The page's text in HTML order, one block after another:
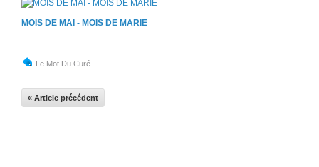
MOIS DE MAI - MOIS DE MARIE
Le Mot Du Curé
« Article précédent